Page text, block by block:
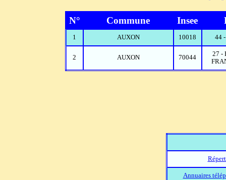
N° Commune Insee
1 AUXON 10018 44
2 AUXON 70044
27 -
Annuaires